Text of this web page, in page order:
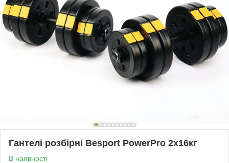
Гантелі розбірні Besport PowerPro 2х16кг
В наявності